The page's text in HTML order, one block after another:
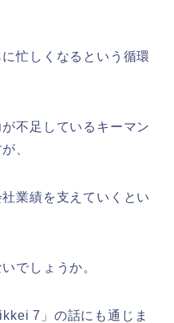
忙しくなるという循環
不足しているキーマン
、
業績を支えていくとい
でしょうか。
7」の話にも通じま